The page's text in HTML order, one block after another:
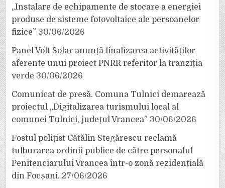
„Instalare de echipamente de stocare a energiei
produse de sisteme fotovoltaice ale persoanelor
fizice” 30/06/2026
Panel Volt Solar anunță finalizarea activităților
aferente unui proiect PNRR referitor la tranziția
verde 30/06/2026
Comunicat de presă. Comuna Tulnici demarează
proiectul „Digitalizarea turismului local al
comunei Tulnici, județul Vrancea” 30/06/2026
Fostul polițist Cătălin Stegărescu reclamă
tulburarea ordinii publice de către personalul
Penitenciarului Vrancea într-o zonă rezidențială
din Focșani. 27/06/2026